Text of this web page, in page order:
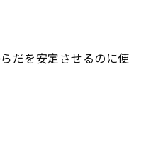
だを安定させるのに便